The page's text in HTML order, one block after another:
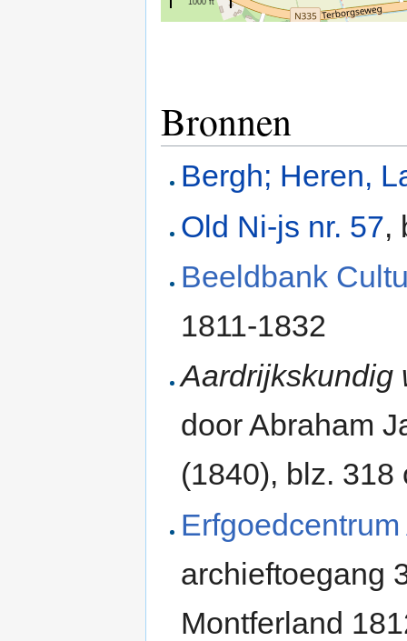
1000 ft
Bronnen
Bergh; Heren,
Old Ni-js nr. 57,
Beeldbank
1811-1832
Aardrijkskundig
door Abraham
(1840), blz.
archieftoegang
Montferland